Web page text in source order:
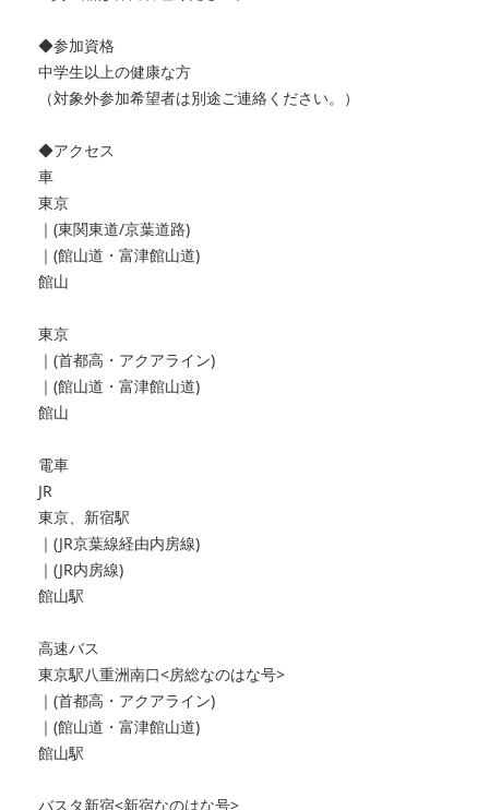
◆参加資格
中学生以上の健康な方
（対象外参加希望者は別途ご連絡ください。）
◆アクセス
車
東京
｜(東関東道/京葉道路)
｜(館山道・富津館山道)
館山
東京
｜(首都高・アクアライン)
｜(館山道・富津館山道)
館山
電車
JR
東京、新宿駅
｜(JR京葉線経由内房線)
｜(JR内房線)
館山駅
高速バス
東京駅八重洲南口<房総なのはな号>
｜(首都高・アクアライン)
｜(館山道・富津館山道)
館山駅
バスタ新宿<新宿なのはな号>